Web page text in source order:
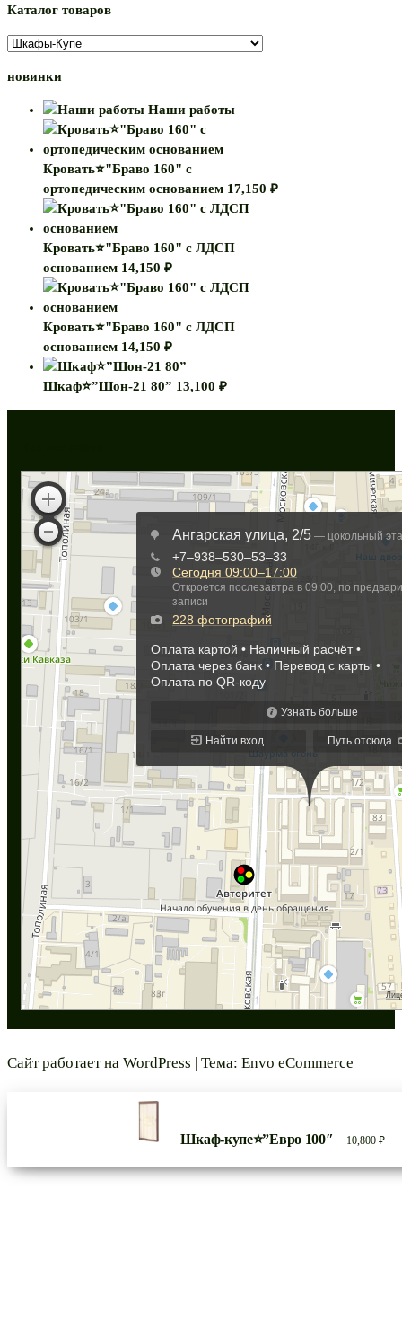
Каталог товаров
новинки
Наши работы
Кровать⭐"Браво 160" с
ортопедическим основанием 17,150 ₽
Кровать⭐"Браво 160" с ЛДСП
основанием 14,150 ₽
Кровать⭐"Браво 160" с ЛДСП
основанием 14,150 ₽
Шкаф⭐”Шон-21 80” 13,100 ₽
Сайт работает на WordPress | Тема: Envo eCommerce
Шкаф-купе⭐”Евро 100″ 10,800₽